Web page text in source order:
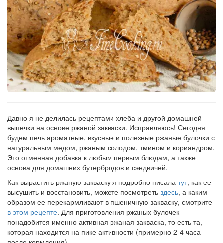
Давно я не делилась рецептами хлеба и другой домашней
выпечки на основе ржаной закваски. Исправляюсь! Сегодня
будем печь ароматные, вкусные и полезные ржаные булочки с
натуральным медом, ржаным солодом, тмином и кориандром.
Это отменная добавка к любым первым блюдам, а также
основа для домашних бутербродов и сэндвичей.
Как вырастить ржаную закваску я подробно писала тут, как ее
высушить и восстановить, можете посмотреть здесь, а каким
образом ее перекармливают в пшеничную закваску, смотрите
в этом рецепте. Для приготовления ржаных булочек
понадобится именно активная ржаная закваска, то есть та,
которая находится на пике активности (примерно 2-4 часа